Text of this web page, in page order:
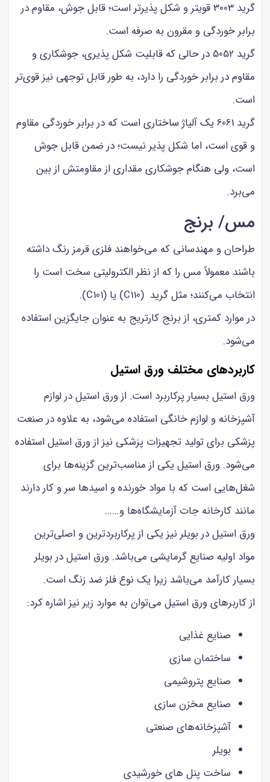
گرید 3003 قویتر و شکل پذیرتر است؛ قابل جوش، مقاوم در
برابر خوردگی و مقرون به صرفه است.
گرید 5052 در حالی که قابلیت شکل پذیری، جوشکاری و
مقاوم در برابر خوردگی را دارد، به طور قابل توجهی نیز قوی‌تر
است.
گرید 6061 یک آلیاژ ساختاری است که در برابر خوردگی مقاوم
و قوی است، اما شکل پذیر نیست؛ در ضمن قابل جوش
است، ولی هنگام جوشکاری مقداری از مقاومتش از بین
می‌برد.
مس/ برنج
طراحان و مهندسانی که می‌خواهند فلزی قرمز رنگ داشته
باشند معمولاً مس را که از نظر الکترولیتی سخت است را
انتخاب می‌کنند؛ مثل گرید (C110) یا (C101).
در موارد کمتری، از برنج کارتریج به عنوان جایگزین استفاده
می‌شود.
کاربردهای مختلف ورق استیل
ورق استیل بسیار پرکاربرد است. از ورق استیل در لوازم
آشپزخانه و لوازم خانگی استفاده می‌شود، به علاوه در صنعت
پزشکی برای تولید تجهیزات پزشکی نیز از ورق استیل استفاده
می‌شود. ورق استیل یکی از مناسب‌ترین گزینه‌ها برای
شغل‌هایی است که با مواد خورنده و اسیدها سر و کار دارند
مانند کارخانه جات آزمایشگاه‌ها و......
ورق استیل در بویلر نیز یکی از پرکاربردترین و اصلی‌ترین
مواد اولیه صنایع گرمایشی می‌باشد. ورق استیل در بویلر
بسیار کارآمد می‌باشد زیرا یک نوع فلز ضد زنگ است.
از کاربرهای ورق استیل می‌توان به موارد زیر نیز اشاره کرد:
صنایع غذایی
ساختمان سازی
صنایع پتروشیمی
صنایع مخزن سازی
آشپزخانه‌های صنعتی
بویلر‎
ساخت پنل های خورشیدی